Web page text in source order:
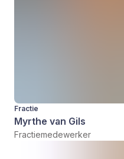
Fractie
Myrthe van Gils
Fractiemedewerker